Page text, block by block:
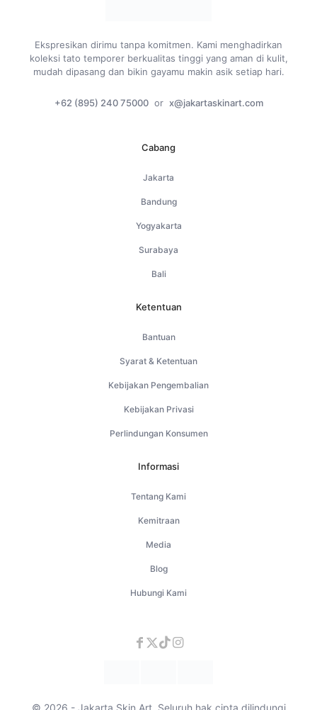
Ekspresikan dirimu tanpa komitmen. Kami menghadirkan
koleksi tato temporer berkualitas tinggi yang aman di kulit,
mudah dipasang dan bikin gayamu makin asik setiap hari.
+62 (895) 240 75000 or x@jakartaskinart.com
Cabang
Jakarta
Bandung
Yogyakarta
Surabaya
Bali
Ketentuan
Bantuan
Syarat & Ketentuan
Kebijakan Pengembalian
Kebijakan Privasi
Perlindungan Konsumen
Informasi
Tentang Kami
Kemitraan
Media
Blog
Hubungi Kami
© 2026 - Jakarta Skin Art. Seluruh hak cipta dilindungi